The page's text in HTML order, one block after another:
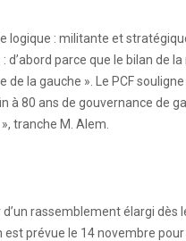
logique : militante et
parce que le bilan de
la gauche ». Le PCF
80 ans de gouvernance de
tranche M. Alem.
rassemblement élargi dès
prévue le 14 novembre